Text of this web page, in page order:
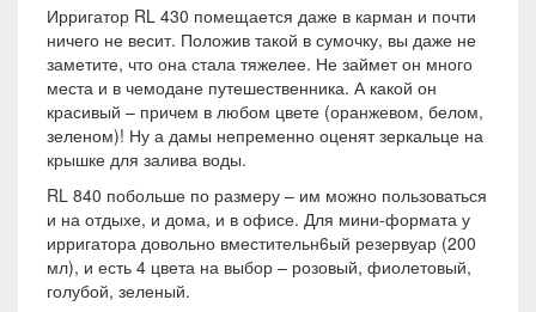
Ирригатор RL 430 помещается даже в карман и почти
ничего не весит. Положив такой в сумочку, вы даже не
заметите, что она стала тяжелее. Не займет он много
места и в чемодане путешественника. А какой он
красивый – причем в любом цвете (оранжевом, белом,
зеленом)! Ну а дамы непременно оценят зеркальце на
крышке для залива воды.
RL 840 побольше по размеру – им можно пользоваться
и на отдыхе, и дома, и в офисе. Для мини-формата у
ирригатора довольно вместительн6ый резервуар (200
мл), и есть 4 цвета на выбор – розовый, фиолетовый,
голубой, зеленый.